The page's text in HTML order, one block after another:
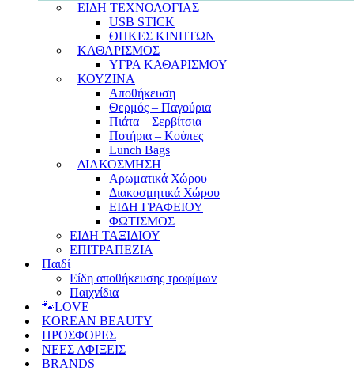
ΕΙΔΗ ΤΕΧΝΟΛΟΓΙΑΣ
USB STICK
ΘΗΚΕΣ ΚΙΝΗΤΩΝ
ΚΑΘΑΡΙΣΜΟΣ
ΥΓΡΑ ΚΑΘΑΡΙΣΜΟΥ
ΚΟΥΖΙΝΑ
Αποθήκευση
Θερμός – Παγούρια
Πιάτα – Σερβίτσια
Ποτήρια – Κούπες
Lunch Bags
ΔΙΑΚΟΣΜΗΣΗ
Αρωματικά Χώρου
Διακοσμητικά Χώρου
ΕΙΔΗ ΓΡΑΦΕΙΟΥ
ΦΩΤΙΣΜΟΣ
ΕΙΔΗ ΤΑΞΙΔΙΟΥ
ΕΠΙΤΡΑΠΕΖΙΑ
Παιδί
Είδη αποθήκευσης τροφίμων
Παιχνίδια
🐾LOVE
KOREAN BEAUTY
ΠΡΟΣΦΟΡΕΣ
ΝΕΕΣ ΑΦΙΞΕΙΣ
BRANDS